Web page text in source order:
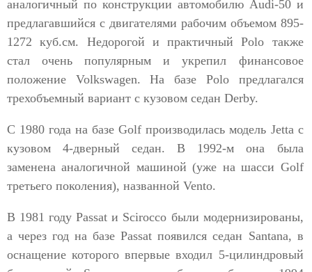
аналогичный по конструкции автомобилю Audi-50 и
предлагавшийся с двигателями рабочим объемом 895-
1272 куб.см. Недорогой и практичный Polo также
стал очень популярным и укрепил финансовое
положение Volkswagen. На базе Polo предлагался
трехобъемный вариант с кузовом седан Derby.
С 1980 года на базе Golf производилась модель Jetta с
кузовом 4-дверный седан. В 1992-м она была
заменена аналогичной машиной (уже на шасси Golf
третьего поколения), названной Vento.
В 1981 году Passat и Scirocco были модернизированы,
а через год на базе Passat появился седан Santana, в
оснащение которого впервые входил 5-цилиндровый